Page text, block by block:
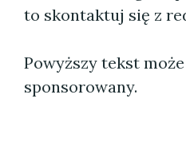
to skontaktuj się z
Powyższy tekst
sponsorowany.